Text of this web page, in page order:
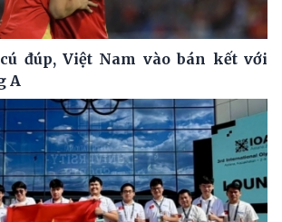
đúp, Việt Nam vào bán kết với
A